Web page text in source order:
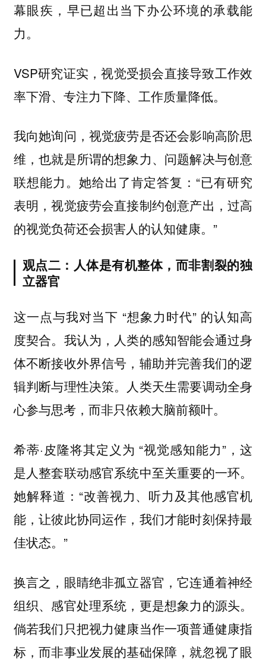
幕眼疾，早已超出当下办公环境的承载能
力。
VSP研究证实，视觉受损会直接导致工作效
率下滑、专注力下降、工作质量降低。
我向她询问，视觉疲劳是否还会影响高阶思
维，也就是所谓的想象力、问题解决与创意
联想能力。她给出了肯定答复：“已有研究
表明，视觉疲劳会直接制约创意产出，过高
的视觉负荷还会损害人的认知健康。”
观点二：人体是有机整体，而非割裂的独
立器官
这一点与我对当下 “想象力时代” 的认知高
度契合。我认为，人类的感知智能会通过身
体不断接收外界信号，辅助并完善我们的逻
辑判断与理性决策。人类天生需要调动全身
心参与思考，而非只依赖大脑前额叶。
希蒂·皮隆将其定义为 “视觉感知能力”，这
是人整套联动感官系统中至关重要的一环。
她解释道：“改善视力、听力及其他感官机
能，让彼此协同运作，我们才能时刻保持最
佳状态。”
换言之，眼睛绝非孤立器官，它连通着神经
组织、感官处理系统，更是想象力的源头。
倘若我们只把视力健康当作一项普通健康指
标，而非事业发展的基础保障，就忽视了眼